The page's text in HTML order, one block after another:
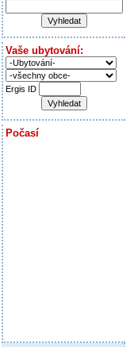
Vaše ubytování:
Ergis ID
Počasí